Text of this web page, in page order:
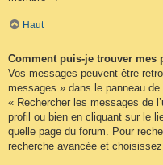
Haut
Comment puis-je trouver mes
Vos messages peuvent être
messages » dans le panneau
« Rechercher les messages de
profil ou bien en cliquant sur le
quelle page du forum. Pour
recherche avancée et